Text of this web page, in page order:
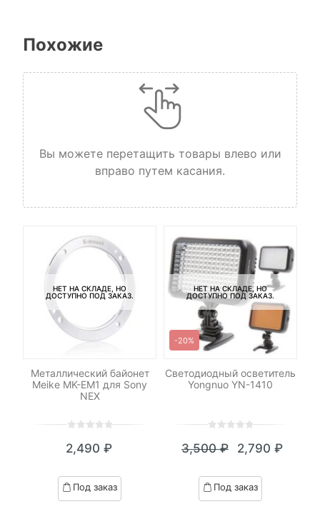
Похожие
Вы можете перетащить товары влево или
вправо путем касания.
НЕТ НА СКЛАДЕ, НО
ДОСТУПНО ПОД ЗАКАЗ.
Металлический байонет
Meike MK-EM1 для Sony
NEX
out
based
on
2,490 ₽
Под заказ
НЕТ НА СКЛАДЕ, НО
ДОСТУПНО ПОД ЗАКАЗ.
-20%
Светодиодный осветитель
Yongnuo YN-1410
out
based
on
3,500₽
цена
составляла
2,790 ₽
Текущая
цена:
2,790 ₽.
Под заказ